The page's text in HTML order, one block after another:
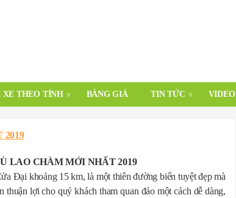
XE THEO TỈNH BẢNG GIÁ TIN TỨC VIDEO
2019
LAO CHÀM MỚI NHẤT 2019
Đại khoảng 15 km, là một thiên đường biển tuyệt đẹp mà
lợi cho quý khách tham quan đảo một cách dễ dàng,